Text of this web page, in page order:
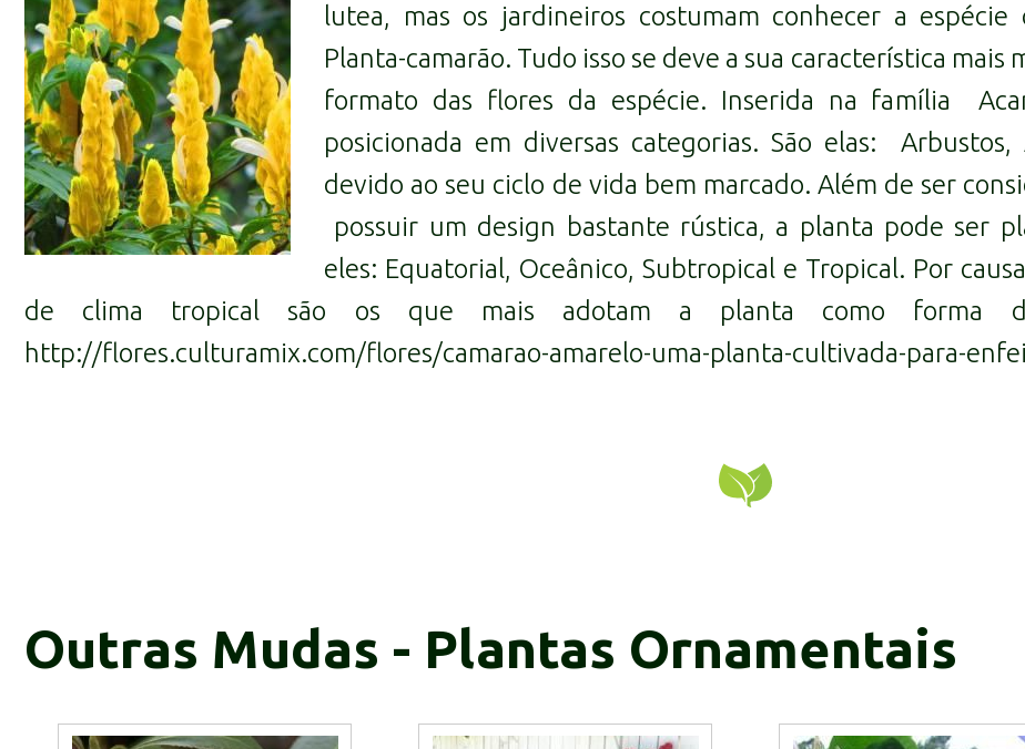
lutea, mas os jardineiros costumam conhecer a espécie
Planta-camarão. Tudo isso se deve a sua característica
formato das flores da espécie. Inserida na família
posicionada em diversas categorias. São elas: Arbustos,
devido ao seu ciclo de vida bem marcado. Além de ser
possuir um design bastante rústica, a planta pode ser
eles: Equatorial, Oceânico, Subtropicale Tropical. Por
de clima tropical são os que mais adotam a planta como forma
http://flores.culturamix.com/flores/camarao-amarelo-uma-planta-cultivada-para-
Outras Mudas - Plantas Ornamentais